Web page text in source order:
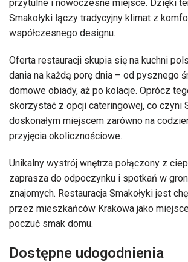
przytulne i nowoczesne miejsce. Dzięki
Smakołyki łączy tradycyjny klimat z
współczesnego designu.
Oferta restauracji skupia się na kuchni
dania na każdą porę dnia – od pysznego
domowe obiady, aż po kolacje. Oprócz
skorzystać z opcji cateringowej, co czyni
doskonałym miejscem zarówno na
przyjęcia okolicznościowe.
Unikalny wystrój wnętrza połączony z
zaprasza do odpoczynku i spotkań w
znajomych. Restauracja Smakołyki jest
przez mieszkańców Krakowa jako
poczuć smak domu.
Dostępne udogodnienia